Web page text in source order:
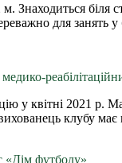
Знаходиться біля
для занять
у квітні 2021 р.
клубу має
«Дім футболу»